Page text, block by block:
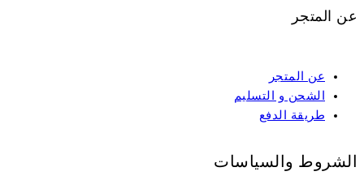
عن المتجر
عن المتجر
الشحن و التسليم
طريقة الدفع
الشروط والسياسات